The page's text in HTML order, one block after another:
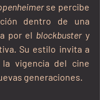
se percibe
dentro de una
por el blockbuster y
Su estilo invita a
vigencia del cine
generaciones.